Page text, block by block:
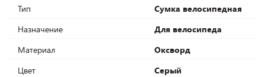
Тип
Сумка велосипедная
Назначение
Для велосипеда
Материал
Оксворд
Цвет
Серый